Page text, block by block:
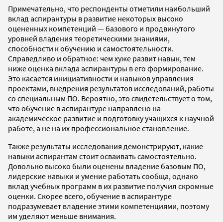
Примечательно, что респонденты отметили наибольший
вклад аспирантуры в развитие некоторых высоко
оцененных компетенций — базового и продвинутого
уровней владения теоретическими знаниями,
способности к обучению и самостоятельности.
Справедливо и обратное: чем хуже развит навык, тем
ниже оценка вклада аспирантуры в его формирование.
Это касается инициативности и навыков управления
проектами, внедрения результатов исследований, работы
со специальным ПО. Вероятно, это свидетельствует о том,
что обучение в аспирантуре направлено на
академическое развитие и подготовку учащихся к научной
работе, а не на их профессиональное становление.
Также результаты исследования демонстрируют, какие
навыки аспирантам стоит осваивать самостоятельно.
Довольно высоко были оценены владение базовым ПО,
лидерские навыки и умение работать сообща, однако
вклад учебных программ в их развитие получил скромные
оценки. Скорее всего, обучение в аспирантуре
подразумевает владение этими компетенциями, поэтому
им уделяют меньше внимания.